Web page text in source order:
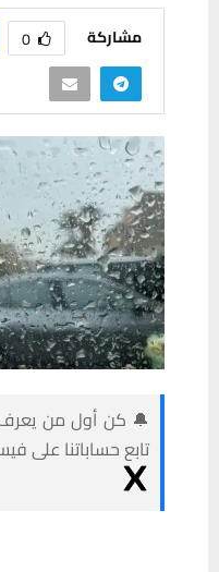
مشاركة 0
🔔 كن أول من يعرف
تابع حساباتنا على